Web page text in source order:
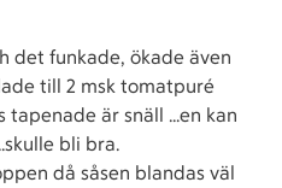
det funkade, ökade även
till 2 msk tomatpuré
tapenade är snäll …en kan
bli bra.
då såsen blandas väl